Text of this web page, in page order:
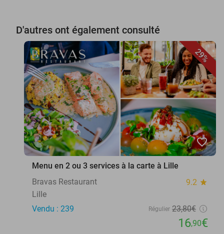
D'autres ont également consulté
29%
favorite_border
Menu en 2 ou 3 services à la carte à Lille
Bravas Restaurant
9.2 star
Lille
Vendu : 239
Régulier 23,80€
16,90€